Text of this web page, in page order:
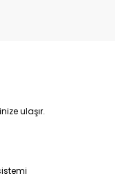
ulaşır.